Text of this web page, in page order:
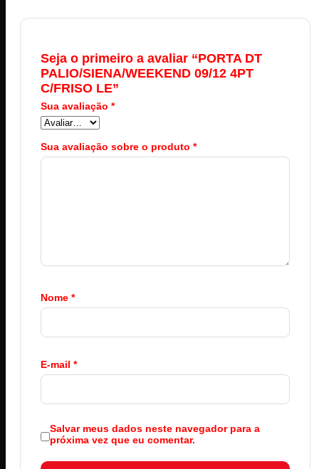
Seja o primeiro a avaliar “PORTA DT
PALIO/SIENA/WEEKEND 09/12 4PT
C/FRISO LE”
Sua avaliação *
Sua avaliação sobre o produto *
Nome *
E-mail *
Salvar meus dados neste navegador para a
próxima vez que eu comentar.